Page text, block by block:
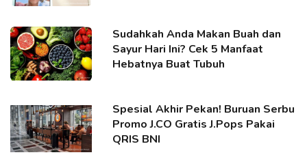
Sudahkah Anda Makan Buah dan
Sayur Hari Ini? Cek 5 Manfaat
Hebatnya Buat Tubuh
Spesial Akhir Pekan! Buruan Serbu
Promo J.CO Gratis J.Pops Pakai
QRIS BNI